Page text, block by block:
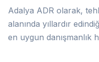
Adalya ADR olarak,
alanında yıllardır
en uygun danışmanlık